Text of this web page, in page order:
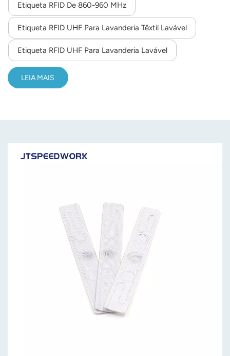
Etiqueta RFID De 860-960 MHz
Etiqueta RFID UHF Para Lavanderia Têxtil Lavável
Etiqueta RFID UHF Para Lavanderia Lavável
LEIA MAIS